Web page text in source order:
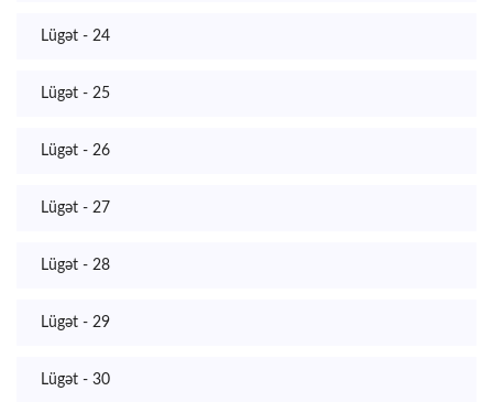
Lügət - 24
Lügət - 25
Lügət - 26
Lügət - 27
Lügət - 28
Lügət - 29
Lügət - 30